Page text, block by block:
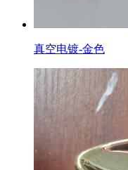
真空电镀-金色